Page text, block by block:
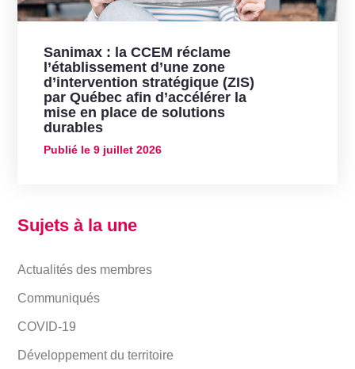
Sanimax : la CCEM réclame
l’établissement d’une zone
d’intervention stratégique (ZIS)
par Québec afin d’accélérer la
mise en place de solutions
durables
Publié le9 juillet 2026
Sujets à la une
Actualités des membres
Communiqués
COVID-19
Développement du territoire